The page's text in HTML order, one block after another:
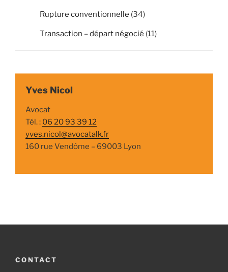
Rupture conventionnelle (34)
Transaction – départ négocié (11)
Yves Nicol
Avocat
Tél. : 06 20 93 39 12
yves.nicol@avocatalk.fr
160 rue Vendôme – 69003 Lyon
CONTACT